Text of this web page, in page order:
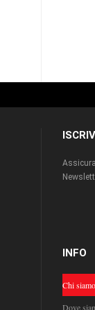
INFO
Chi siamo
Dove